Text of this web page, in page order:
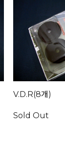
V.D.R(8개)
Sold Out